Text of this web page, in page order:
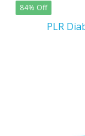
84% Off
PLR